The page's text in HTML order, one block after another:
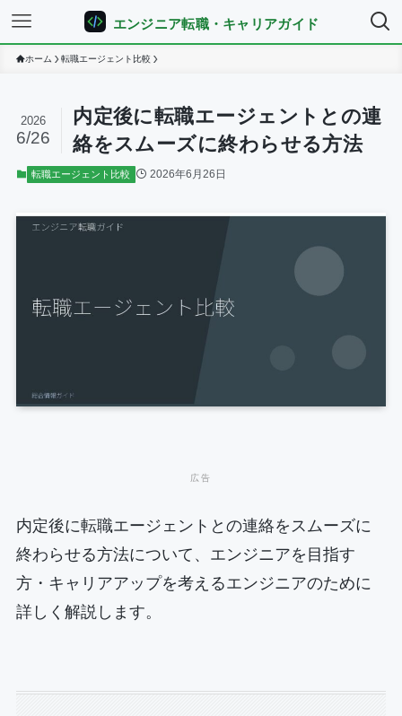
エンジニア転職・キャリアガイド
ホーム 転職エージェント比較
内定後に転職エージェントとの連
絡をスムーズに終わらせる方法
2026
6/26
転職エージェント比較 2026年6月26日
内定後に転職エージェントとの連絡をスムーズに
終わらせる方法について、エンジニアを目指す
方・キャリアアップを考えるエンジニアのために
詳しく解説します。